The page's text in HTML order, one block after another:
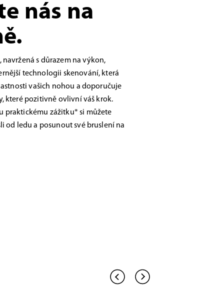
nás na
navržená s důrazem na výkon,
technologii skenování, která
vašich nohou a doporučuje
které pozitivně ovlivní váš krok.
praktickému zážitku* si můžete
od ledu a posunout své bruslení na